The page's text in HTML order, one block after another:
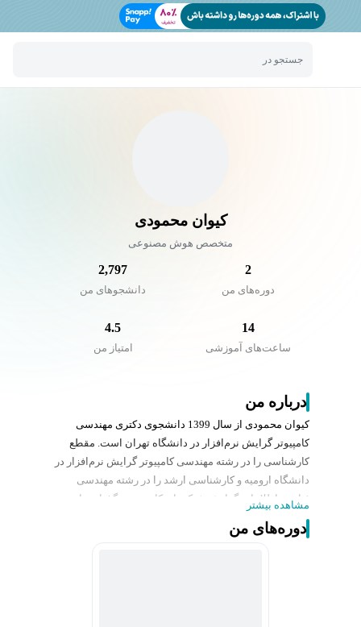
جستجو در
کیوان محمودی
متخصص هوش مصنوعی
2
دوره‌های من
2,797
دانشجو‌های من
14
ساعت‌های آموزشی
4.5
امتیاز من
درباره من
کیوان محمودی از سال 1399 دانشجوی دکتری مهندسی
کامپیوتر گرایش نرم‌افزار در دانشگاه تهران است. مقطع
کارشناسی را در رشته مهندسی کامپیوتر گرایش نرم‌افزار در
دانشگاه ارومیه و کارشناسی ارشد را در رشته مهندسی
فناوری اطلاعات گرایش شبکه‌های کامپیوتری گذرانده است.
مشاهده بیشتر
دوره‌های من